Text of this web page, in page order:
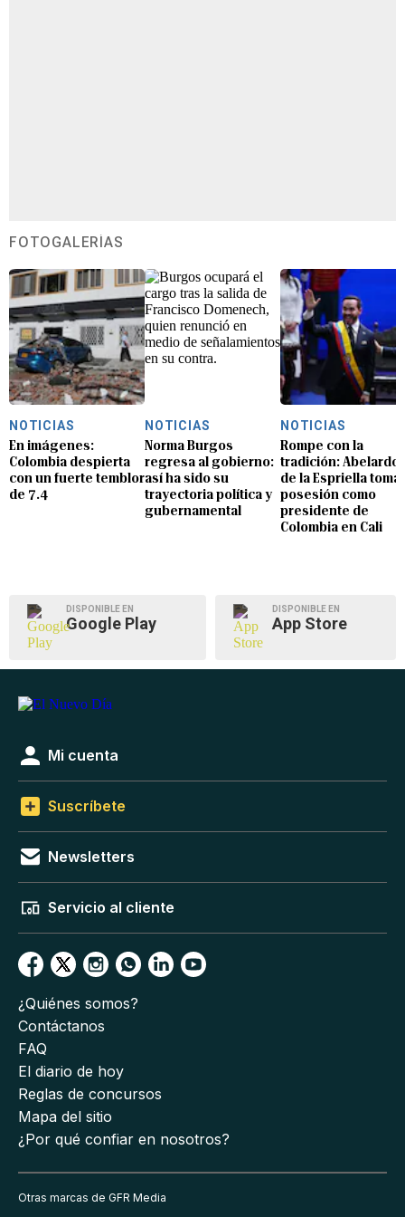
FOTOGALERÍAS
NOTICIAS
En imágenes:
Colombia despierta
con un fuerte temblor
de 7.4
NOTICIAS
Norma Burgos
regresa al gobierno:
así ha sido su
trayectoria política y
gubernamental
NOTICIAS
Rompe con la
tradición: Abelardo
de la Espriella toma
posesión como
presidente de
Colombia en Cali
DISPONIBLE EN
Google Play
DISPONIBLE EN
App Store
Mi cuenta
Suscríbete
Newsletters
Servicio al cliente
¿Quiénes somos?
Contáctanos
FAQ
El diario de hoy
Reglas de concursos
Mapa del sitio
¿Por qué confiar en nosotros?
Otras marcas de GFR Media